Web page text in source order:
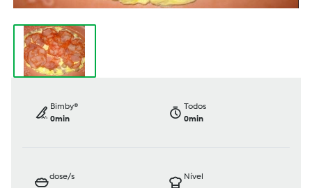
Bimby®
0min
Todos
0min
dose/s
Nível